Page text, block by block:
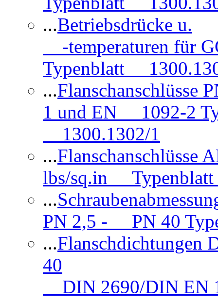
...Betriebsdrücke u.
-temperaturen für
Typenblatt
...
1 und EN 1092-2
1300.1302/1
...
lbs/sq.in Typenblatt
...
PN 2,5 - PN 40
...
40
DIN 2690/DIN EN